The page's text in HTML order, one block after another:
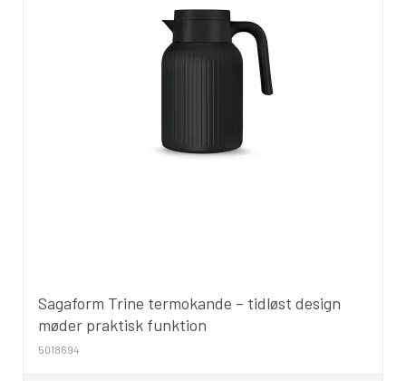
Sagaform Trine termokande – tidløst design
møder praktisk funktion
5018694